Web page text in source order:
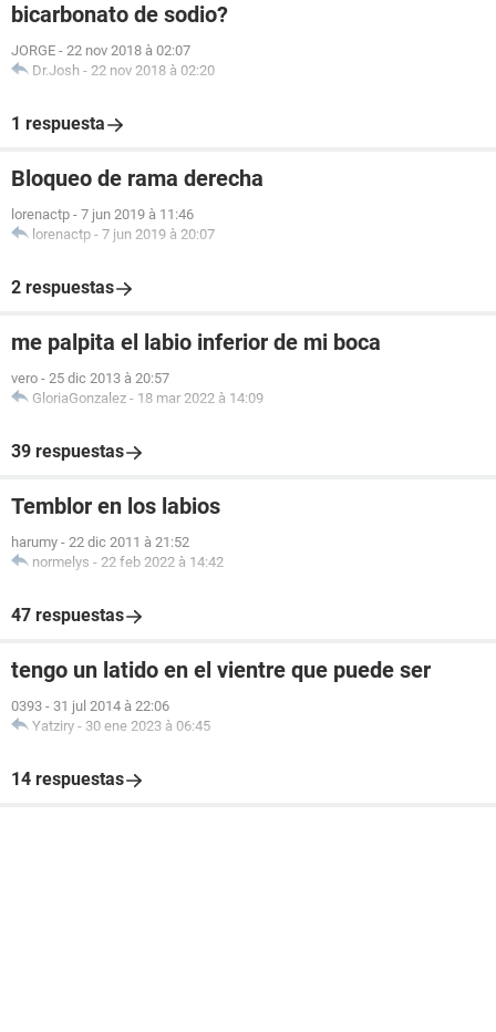
bicarbonato de sodio?
JORGE - 22 nov 2018 à 02:07
Dr.Josh - 22 nov 2018 à 02:20
1 respuesta
Bloqueo de rama derecha
lorenactp - 7 jun 2019 à 11:46
lorenactp - 7 jun 2019 à 20:07
2 respuestas
me palpita el labio inferior de mi boca
vero - 25 dic 2013 à 20:57
GloriaGonzalez - 18 mar 2022 à 14:09
39 respuestas
Temblor en los labios
harumy - 22 dic 2011 à 21:52
normelys - 22 feb 2022 à 14:42
47 respuestas
tengo un latido en el vientre que puede ser
0393 - 31 jul 2014 à 22:06
Yatziry - 30 ene 2023 à 06:45
14 respuestas